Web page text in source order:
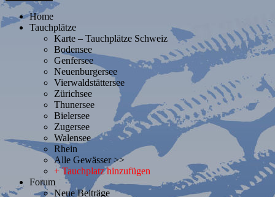
Home
Tauchplätze
Karte – Tauchplätze Schweiz
Bodensee
Genfersee
Neuenburgersee
Vierwaldstättersee
Zürichsee
Thunersee
Bielersee
Zugersee
Walensee
Rhein
Alle Gewässer >>
+ Tauchplatz hinzufügen
Forum
Neue Beiträge